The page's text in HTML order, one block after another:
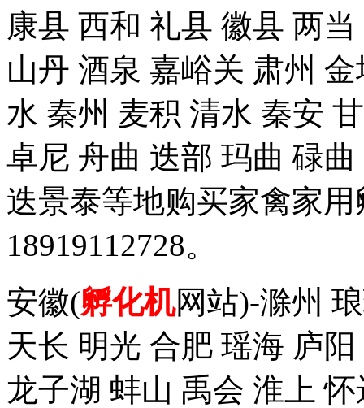
康县 西和 礼县 徽县 两
山丹 酒泉 嘉峪关 肃州
水 秦州 麦积 清水 秦安
卓尼 舟曲 迭部 玛曲 碌
迭景泰等地购买家禽家
18919112728。
安徽(孵化机网站)-滁州
天长 明光 合肥 瑶海 庐
龙子湖 蚌山 禹会 淮上